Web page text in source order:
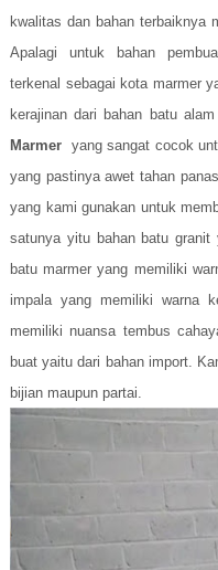
kwalitas dan bahan terbaiknya
Apalagi untuk bahan
terkenal sebagai kota marmer
kerajinan dari bahan batu
Marmeryang sangat cocok
yang pastinya awet tahan
yang kami gunakan untuk
satunya yitu bahan batu
batu marmer yang memiliki
impala yang memiliki warna
memiliki nuansa tembus
buat yaitu dari bahan import.
bijian maupun partai.